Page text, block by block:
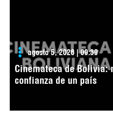
agosto 5, 2026 | 09:39
Cinemateca de Bolivia:
confianza de un país